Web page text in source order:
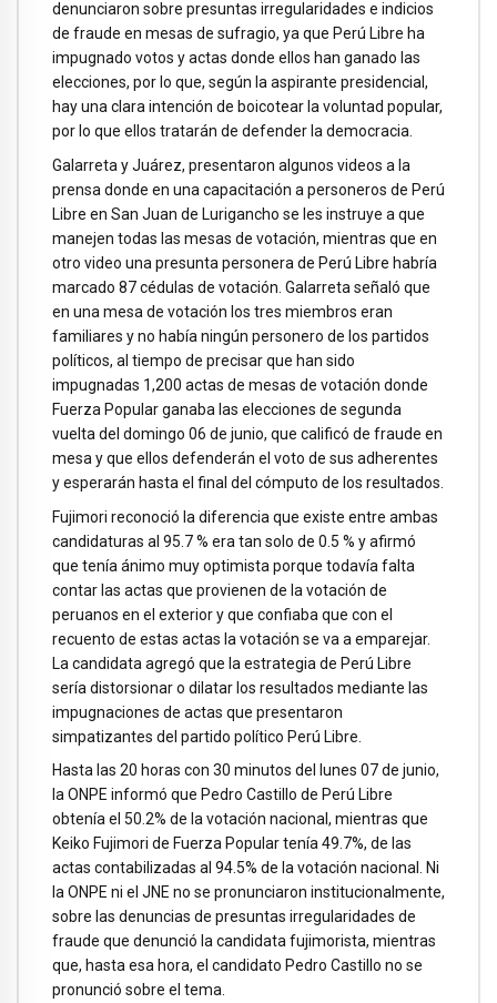
denunciaron sobre presuntas irregularidades e indicios
de fraude en mesas de sufragio, ya que Perú Libre ha
impugnado votos y actas donde ellos han ganado las
elecciones, por lo que, según la aspirante presidencial,
hay una clara intención de boicotear la voluntad popular,
por lo que ellos tratarán de defender la democracia.
Galarreta y Juárez, presentaron algunos videos a la
prensa donde en una capacitación a personeros de Perú
Libre en San Juan de Lurigancho se les instruye a que
manejen todas las mesas de votación, mientras que en
otro video una presunta personera de Perú Libre habría
marcado 87 cédulas de votación. Galarreta señaló que
en una mesa de votación los tres miembros eran
familiares y no había ningún personero de los partidos
políticos, al tiempo de precisar que han sido
impugnadas 1,200 actas de mesas de votación donde
Fuerza Popular ganaba las elecciones de segunda
vuelta del domingo 06 de junio, que calificó de fraude en
mesa y que ellos defenderán el voto de sus adherentes
y esperarán hasta el final del cómputo de los resultados.
Fujimori reconoció la diferencia que existe entre ambas
candidaturas al 95.7 % era tan solo de 0.5 % y afirmó
que tenía ánimo muy optimista porque todavía falta
contar las actas que provienen de la votación de
peruanos en el exterior y que confiaba que con el
recuento de estas actas la votación se va a emparejar.
La candidata agregó que la estrategia de Perú Libre
sería distorsionar o dilatar los resultados mediante las
impugnaciones de actas que presentaron
simpatizantes del partido político Perú Libre.
Hasta las 20 horas con 30 minutos del lunes 07 de junio,
la ONPE informó que Pedro Castillo de Perú Libre
obtenía el 50.2% de la votación nacional, mientras que
Keiko Fujimori de Fuerza Popular tenía 49.7%, de las
actas contabilizadas al 94.5% de la votación nacional. Ni
la ONPE ni el JNE no se pronunciaron institucionalmente,
sobre las denuncias de presuntas irregularidades de
fraude que denunció la candidata fujimorista, mientras
que, hasta esa hora, el candidato Pedro Castillo no se
pronunció sobre el tema.